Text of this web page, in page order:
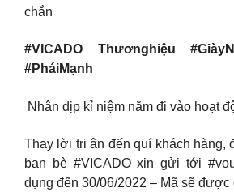
chắn
#VICADO Thươnghiệu
#PháiMạnh
Nhân dịp kỉ niệm năm đi vào hoạt
Thay lời tri ân đến quí khách hàng,
bạn bè #VICADO xin gửi tới
dụng đến 30/06/2022 – Mã sẽ